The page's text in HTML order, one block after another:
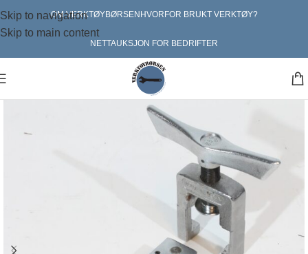
Skip to navigation
Skip to main content
OM VERKTØYBØRSEN HVORFOR BRUKT VERKTØY?
NETTAUKSJON FOR BEDRIFTER